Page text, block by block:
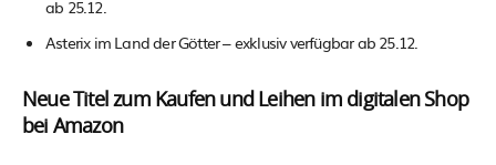
ab 25.12.
Asterix im Land der Götter – exklusiv verfügbar ab 25.12.
​Neue Titel zum Kaufen und Leihen im digitalen Shop
bei Amazon